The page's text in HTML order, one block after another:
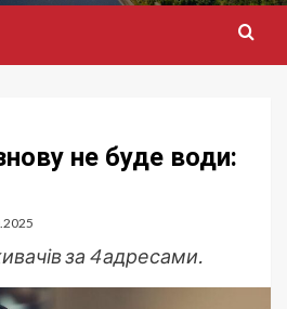
не буде води:
за 4 адресами.